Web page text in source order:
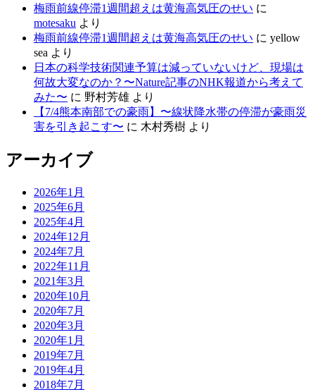
梅雨前線停滞1週間超えは黄海高気圧のせい に
motesaku より
梅雨前線停滞1週間超えは黄海高気圧のせい に yellow
sea より
日本の科学技術関連予算は減っていないけど、現場は
何故大変なのか？〜Nature記事のNHK報道から考えて
みた〜 に 野村芳雄 より
【7/4熊本南部での豪雨】〜線状降水帯の停滞が豪雨災
害を引き起こす〜 に 木村秀樹 より
アーカイブ
2026年1月
2025年6月
2025年4月
2024年12月
2024年7月
2022年11月
2021年3月
2020年10月
2020年7月
2020年3月
2020年1月
2019年7月
2019年4月
2018年7月